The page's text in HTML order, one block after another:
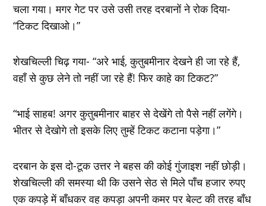
चला गया। मगर गेट पर उसे उसी तरह दरबानों ने रोक दिया-
“टिकट दिखाओ।”
शेखचिल्ली चिढ़ गया- “अरे भाई, कुतुबमीनार देखने ही जा रहे हैं,
वहाँ से कुछ लेने तो नहीं जा रहे हैं! फिर काहे का टिकट?”
“भाई साहब! अगर कुतुबमीनार बाहर से देखेंगे तो पैसे नहीं लगेंगे।
भीतर से देखोगे तो इसके लिए तुम्हें टिकट कटाना पड़ेगा।”
दरबान के इस दो-टूक उत्तर ने बहस की कोई गुंजाइश नहीं छोड़ी।
शेखचिल्ली की समस्या थी कि उसने सेठ से मिले पाँच हजार रुपए
एक कपड़े में बाँधकर वह कपड़ा अपनी कमर पर बेल्ट की तरह बाँध